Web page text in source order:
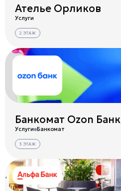
Ателье Орликов
Услуги
2 ЭТАЖ
Банкомат Ozon Банк
Услуги Банкомат
3 ЭТАЖ